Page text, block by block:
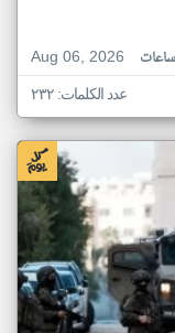
Aug 06, 2026
عدد الكلمات: ٢٣٢